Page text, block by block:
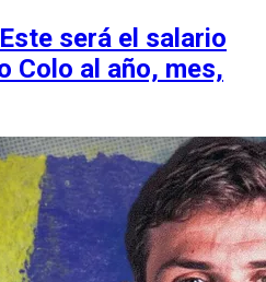
será el salario
Colo al año, mes,